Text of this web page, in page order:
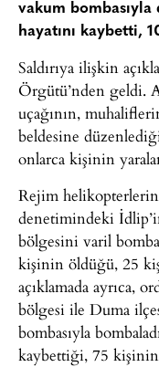
vakum bombasıyla
hayatını kaybetti,
Saldırıya ilişkin
Örgütü’nden geldi.
uçağının,
beldesine
onlarca kişinin
Rejim
denetimindeki
bölgesini varil
kişinin öldüğü, 25
açıklamada ayrıca,
bölgesi ile Duma
bombasıyla
kaybettiği, 75 kişinin